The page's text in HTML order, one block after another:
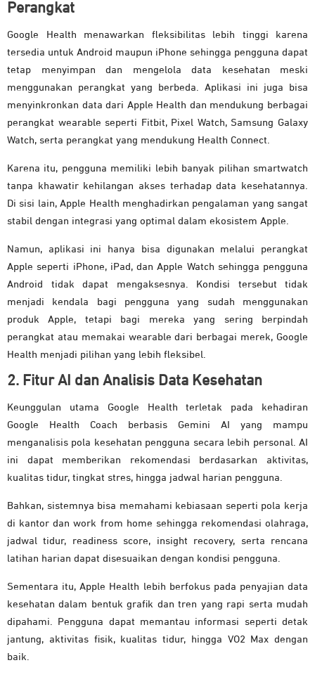
Perangkat
Google Health menawarkan fleksibilitas lebih tinggi karena
tersedia untuk Android maupun iPhone sehingga pengguna dapat
tetap menyimpan dan mengelola data kesehatan meski
menggunakan perangkat yang berbeda. Aplikasi ini juga bisa
menyinkronkan data dari Apple Health dan mendukung berbagai
perangkat wearable seperti Fitbit, Pixel Watch, Samsung Galaxy
Watch, serta perangkat yang mendukung Health Connect.
Karena itu, pengguna memiliki lebih banyak pilihan smartwatch
tanpa khawatir kehilangan akses terhadap data kesehatannya.
Di sisi lain, Apple Health menghadirkan pengalaman yang sangat
stabil dengan integrasi yang optimal dalam ekosistem Apple.
Namun, aplikasi ini hanya bisa digunakan melalui perangkat
Apple seperti iPhone, iPad, dan Apple Watch sehingga pengguna
Android tidak dapat mengaksesnya. Kondisi tersebut tidak
menjadi kendala bagi pengguna yang sudah menggunakan
produk Apple, tetapi bagi mereka yang sering berpindah
perangkat atau memakai wearable dari berbagai merek, Google
Health menjadi pilihan yang lebih fleksibel.
2. Fitur AI dan Analisis Data Kesehatan
Keunggulan utama Google Health terletak pada kehadiran
Google Health Coach berbasis Gemini AI yang mampu
menganalisis pola kesehatan pengguna secara lebih personal. AI
ini dapat memberikan rekomendasi berdasarkan aktivitas,
kualitas tidur, tingkat stres, hingga jadwal harian pengguna.
Bahkan, sistemnya bisa memahami kebiasaan seperti pola kerja
di kantor dan work from home sehingga rekomendasi olahraga,
jadwal tidur, readiness score, insight recovery, serta rencana
latihan harian dapat disesuaikan dengan kondisi pengguna.
Sementara itu, Apple Health lebih berfokus pada penyajian data
kesehatan dalam bentuk grafik dan tren yang rapi serta mudah
dipahami. Pengguna dapat memantau informasi seperti detak
jantung, aktivitas fisik, kualitas tidur, hingga VO2 Max dengan
baik.